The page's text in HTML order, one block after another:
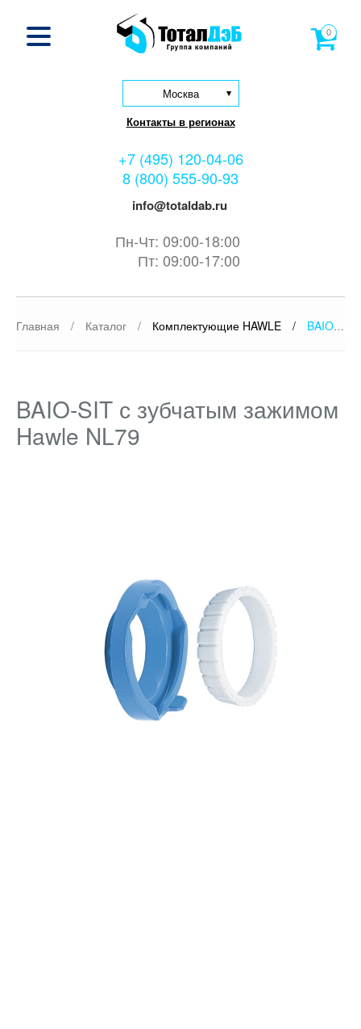
Москва
Контакты в регионах
+7 (495) 120-04-06
8 (800) 555-90-93
info@totaldab.ru
Пн-Чт: 09:00-18:00
Пт: 09:00-17:00
0
Главная / Каталог / Комплектующие HAWLE / BAIO-SIT с зубчатым зажимом Hawle NL79
BAIO-SIT с зубчатым зажимом
Hawle NL79